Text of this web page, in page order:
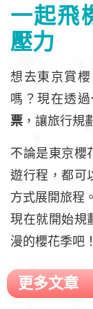
一起飛
壓力
想去東京賞
嗎？現在透過
票 ，讓旅行規
不論是東京櫻
遊行程，都可
方式展開旅程。
現在就開始規
漫的櫻花季吧！
更多文章